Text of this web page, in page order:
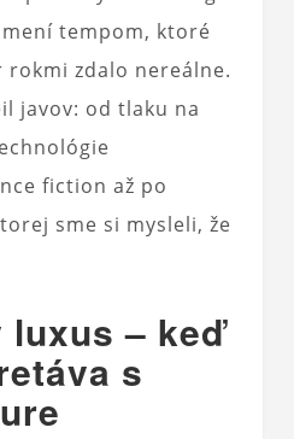
tempom, ktoré
rokmi zdalo nereálne.
javov: od tlaku na
fiction až po
sme si mysleli, že
luxus – keď
s